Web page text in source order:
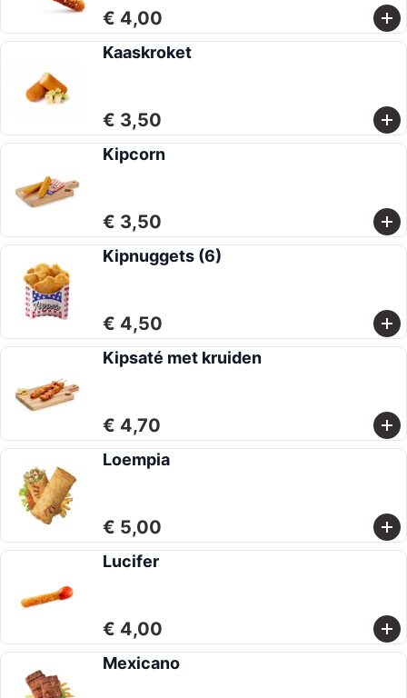
€ 4,00
Kaaskroket
€ 3,50
Kipcorn
€ 3,50
Kipnuggets (6)
€ 4,50
Kipsaté met kruiden
€ 4,70
Loempia
€ 5,00
Lucifer
€ 4,00
Mexicano